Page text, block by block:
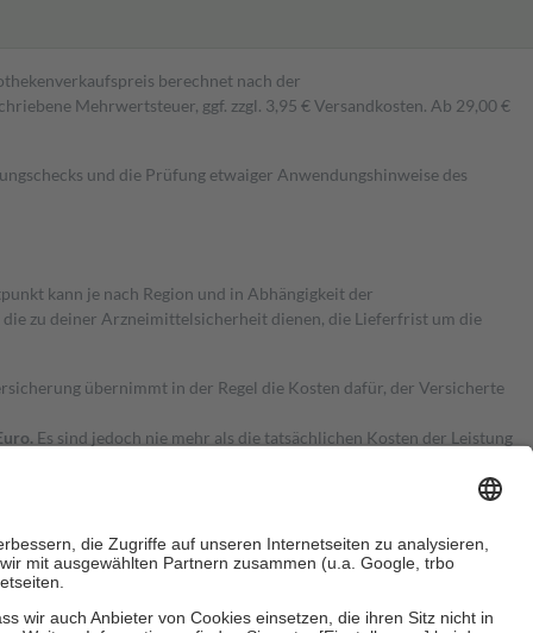
berechnet nach der
Mehrwertsteuer, ggf. zzgl. 3,95 € Versandkosten. Ab 29,00 €
und die Prüfung etwaiger Anwendungshinweise des
kann je nach Region und in Abhängigkeit der
zu deiner Arzneimittelsicherheit dienen, die Lieferfrist um die
übernimmt in der Regel die Kosten dafür, der Versicherte
Es sind jedoch nie mehr als die tatsächlichen Kosten der Leistung
Zuzahlungen an bei: